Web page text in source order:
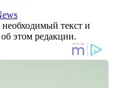
текст и
этом редакции.